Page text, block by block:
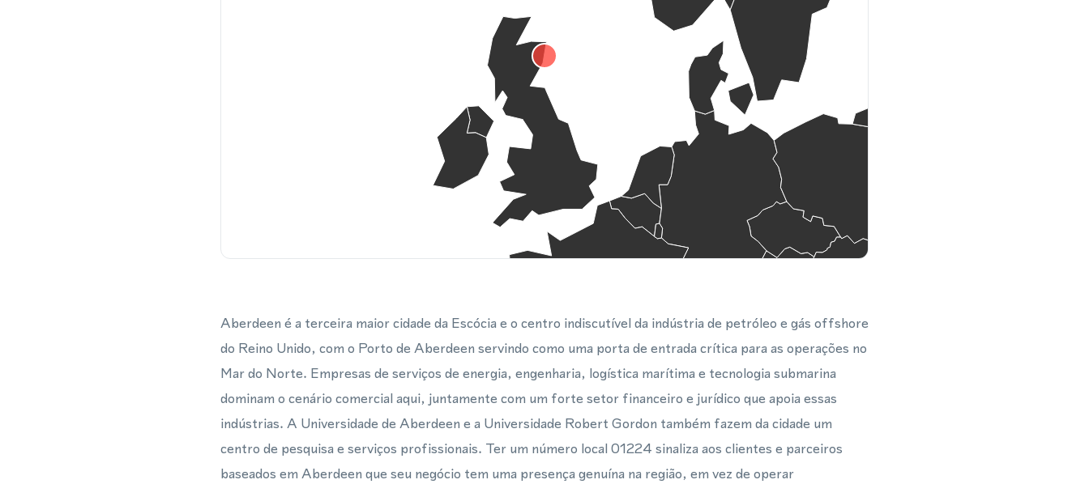
Aberdeen é a terceira maior cidade da Escócia e o centro indiscutível da indústria de petróleo e gás offshore
do Reino Unido, com o Porto de Aberdeen servindo como uma porta de entrada crítica para as operações no
Mar do Norte. Empresas de serviços de energia, engenharia, logística marítima e tecnologia submarina
dominam o cenário comercial aqui, juntamente com um forte setor financeiro e jurídico que apoia essas
indústrias. A Universidade de Aberdeen e a Universidade Robert Gordon também fazem da cidade um
centro de pesquisa e serviços profissionais. Ter um número local 01224 sinaliza aos clientes e parceiros
baseados em Aberdeen que seu negócio tem uma presença genuína na região, em vez de operar